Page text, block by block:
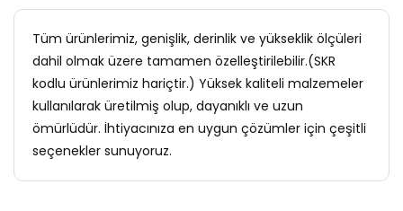
Tüm ürünlerimiz, genişlik, derinlik ve yükseklik ölçüleri
dahil olmak üzere tamamen özelleştirilebilir.(SKR
kodlu ürünlerimiz hariçtir.) Yüksek kaliteli malzemeler
kullanılarak üretilmiş olup, dayanıklı ve uzun
ömürlüdür. İhtiyacınıza en uygun çözümler için çeşitli
seçenekler sunuyoruz.